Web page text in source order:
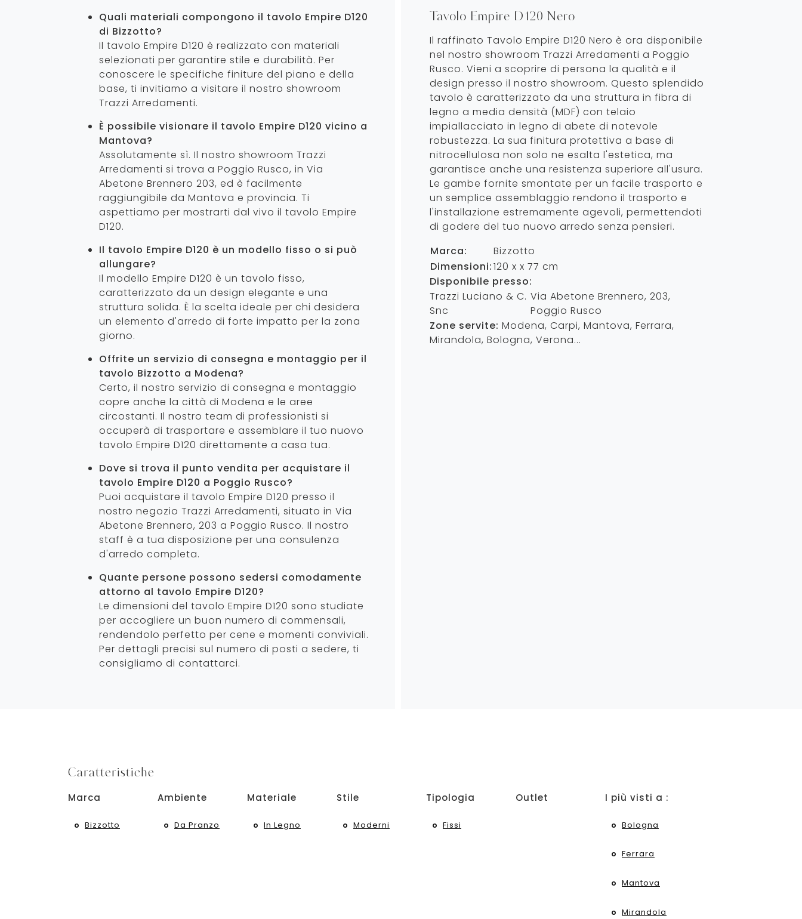
Quali materiali compongono il tavolo Empire D120
di Bizzotto?
Il tavolo Empire D120 è realizzato con materiali
selezionati per garantire stile e durabilità. Per
conoscere le specifiche finiture del piano e della
base, ti invitiamo a visitare il nostro showroom
Trazzi Arredamenti.
È possibile visionare il tavolo Empire D120 vicino a
Mantova?
Assolutamente sì. Il nostro showroom Trazzi
Arredamenti si trova a Poggio Rusco, in Via
Abetone Brennero 203, ed è facilmente
raggiungibile da Mantova e provincia. Ti
aspettiamo per mostrarti dal vivo il tavolo Empire
D120.
Il tavolo Empire D120 è un modello fisso o si può
allungare?
Il modello Empire D120 è un tavolo fisso,
caratterizzato da un design elegante e una
struttura solida. È la scelta ideale per chi desidera
un elemento d'arredo di forte impatto per la zona
giorno.
Offrite un servizio di consegna e montaggio per il
tavolo Bizzotto a Modena?
Certo, il nostro servizio di consegna e montaggio
copre anche la città di Modena e le aree
circostanti. Il nostro team di professionisti si
occuperà di trasportare e assemblare il tuo nuovo
tavolo Empire D120 direttamente a casa tua.
Dove si trova il punto vendita per acquistare il
tavolo Empire D120 a Poggio Rusco?
Puoi acquistare il tavolo Empire D120 presso il
nostro negozio Trazzi Arredamenti, situato in Via
Abetone Brennero, 203 a Poggio Rusco. Il nostro
staff è a tua disposizione per una consulenza
d'arredo completa.
Quante persone possono sedersi comodamente
attorno al tavolo Empire D120?
Le dimensioni del tavolo Empire D120 sono studiate
per accogliere un buon numero di commensali,
rendendolo perfetto per cene e momenti conviviali.
Per dettagli precisi sul numero di posti a sedere, ti
consigliamo di contattarci.
Tavolo Empire D120 Nero
Il raffinato Tavolo Empire D120 Nero è ora disponibile
nel nostro showroom Trazzi Arredamenti a Poggio
Rusco. Vieni a scoprire di persona la qualità e il
design presso il nostro showroom. Questo splendido
tavolo è caratterizzato da una struttura in fibra di
legno a media densità (MDF) con telaio
impiallacciato in legno di abete di notevole
robustezza. La sua finitura protettiva a base di
nitrocellulosa non solo ne esalta l'estetica, ma
garantisce anche una resistenza superiore all'usura.
Le gambe fornite smontate per un facile trasporto e
un semplice assemblaggio rendono il trasporto e
l'installazione estremamente agevoli, permettendoti
di godere del tuo nuovo arredo senza pensieri.
Marca:
Bizzotto
Dimensioni:120 x x 77 cm
Disponibile presso:
Trazzi Luciano & C.
Snc
Via Abetone Brennero, 203,
Poggio Rusco
Zone servite: Modena, Carpi, Mantova, Ferrara,
Mirandola, Bologna, Verona...
Caratteristiche
Marca
Bizzotto
Ambiente
Da Pranzo
Materiale
In Legno
Stile
Moderni
Tipologia
Fissi
Outlet I più visti a :
Bologna
Ferrara
Mantova
Mirandola